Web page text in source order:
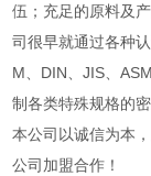
伍；充足的原料及
司很早就通过各种
M、DIN、JIS、
制各类特殊规格的密
本公司以诚信为本
公司加盟合作！